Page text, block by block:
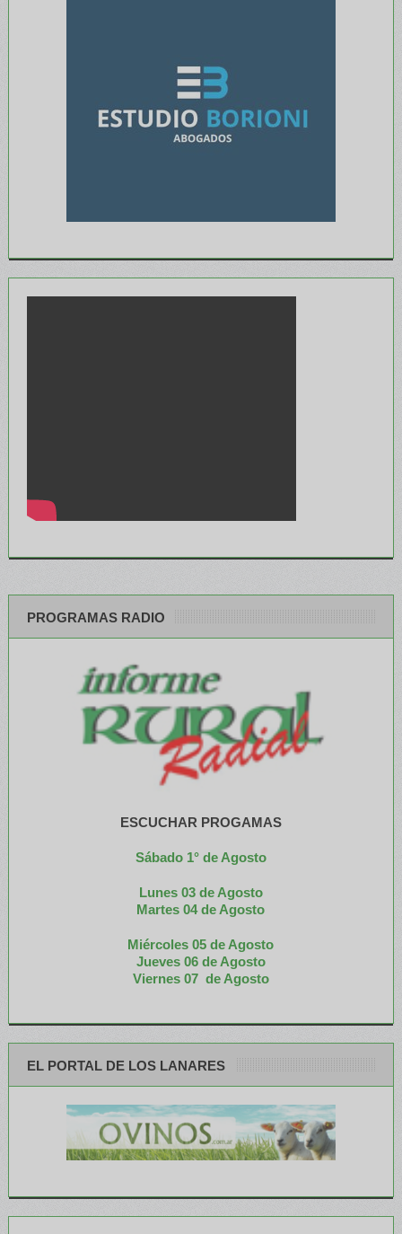
PROGRAMAS RADIO
ESCUCHAR PROGAMAS
Sábado 1° de Agosto
Lunes 03 de Agosto
Martes 04 de Agosto
Miércoles 05 de Agosto
Jueves 06 de Agosto
Viernes 07 de Agosto
EL PORTAL DE LOS LANARES